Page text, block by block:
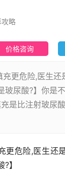
攻略
价格咨询
充更危险,医生
玻尿酸?】你是
是比注射玻尿
更危险,医生还
】